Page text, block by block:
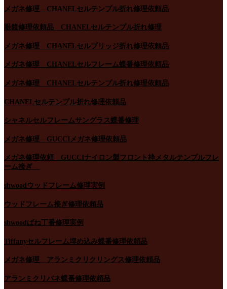
メガネ修理 CHANELセルテンプル折れ修理依頼品
眼鏡修理依頼品 CHANELセルテンプル折れ修理
メガネ修理 CHANELセルブリッジ折れ修理依頼品
メガネ修理 CHANELセルフレーム蝶番修理依頼品
メガネ修理 CHANELセルテンプル折れ修理依頼品
CHANELセルテンプル折れ修理依頼品
シャネルセルフレームサングラス蝶番修理
メガネ修理 GUCCIメガネ修理依頼品
メガネ修理依頼 GUCCIナイロン製フロント枠メタルテンプルフレ
ーム接ぎ
shwoodウッドフレーム修理実例
ウッドフレーム接ぎ修理依頼品
shwoodばね丁番修理実例
Tiffanyセルフレーム埋め込み蝶番修理依頼品
メガネ修理 アランミクリクリングス修理依頼品
アランミクリバネ蝶番修理依頼品